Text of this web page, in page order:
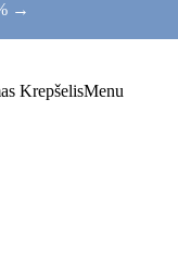
→
KrepšelisMenu